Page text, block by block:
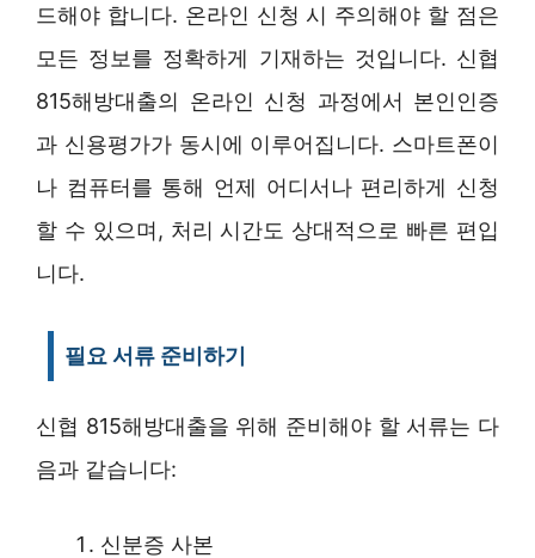
드해야 합니다. 온라인 신청 시 주의해야 할 점은
모든 정보를 정확하게 기재하는 것입니다. 신협
815해방대출의 온라인 신청 과정에서 본인인증
과 신용평가가 동시에 이루어집니다. 스마트폰이
나 컴퓨터를 통해 언제 어디서나 편리하게 신청
할 수 있으며, 처리 시간도 상대적으로 빠른 편입
니다.
필요 서류 준비하기
신협 815해방대출을 위해 준비해야 할 서류는 다
음과 같습니다:
신분증 사본